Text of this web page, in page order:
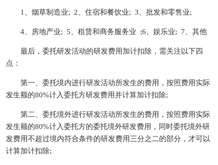
1、烟草制造业; 2、住宿和餐饮业; 3、批发和零售业;
4、房地产业; 5、租赁和商务服务业 ;6、娱乐业; 7、其他
最后，委托研发活动的研发费用加计扣除，需关注以下四
点：
第一、委托境内进行研发活动所发生的费用，按照费用实际
发生额的80%计入委托方研发费用并计算加计扣除;
第二、委托境外进行研发活动所发生的费用，按照费用实际
发生额的80%计入委托方的委托境外研发费用，同时委托境外研
发费用不超过境内符合条件的研发费用三分之二的部分，才可以
计算加计扣除;